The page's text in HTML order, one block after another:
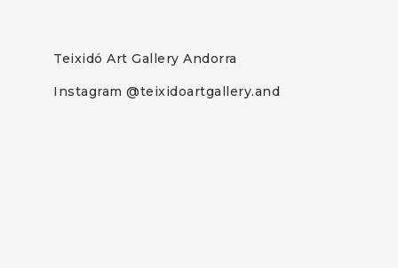
Teixidó Art Gallery Andorra
Instagram @teixidoartgallery.and